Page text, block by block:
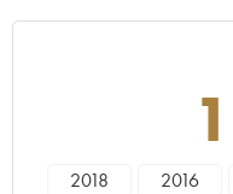
2018 2016